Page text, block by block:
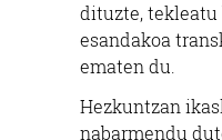
dituzte, tekleatu
esandakoa
ematen du.
Hezkuntzan
nabarmendu